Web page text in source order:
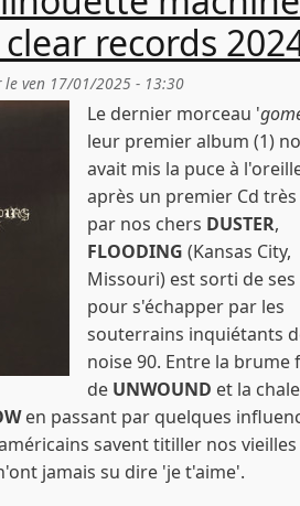
records
le ven 17/01/2025 - 13:30
Le dernier morceau '
leur premier album (1)
avait mis la puce à
après un premier Cd
par nos chers DUSTER,
FLOODING (Kansas City,
Missouri) est sorti de
pour s'échapper par les
souterrains inquiétants
noise 90. Entre la brume
de UNWOUND et la
en passant par quelques
savent titiller nos vieilles
jamais su dire 'je t'aime'.